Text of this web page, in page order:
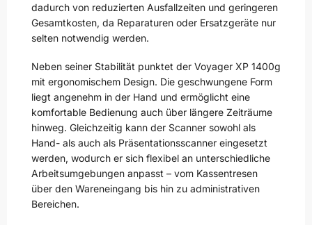
dadurch von reduzierten Ausfallzeiten und geringeren
Gesamtkosten, da Reparaturen oder Ersatzgeräte nur
selten notwendig werden.
Neben seiner Stabilität punktet der Voyager XP 1400g
mit ergonomischem Design. Die geschwungene Form
liegt angenehm in der Hand und ermöglicht eine
komfortable Bedienung auch über längere Zeiträume
hinweg. Gleichzeitig kann der Scanner sowohl als
Hand- als auch als Präsentationsscanner eingesetzt
werden, wodurch er sich flexibel an unterschiedliche
Arbeitsumgebungen anpasst – vom Kassentresen
über den Wareneingang bis hin zu administrativen
Bereichen.